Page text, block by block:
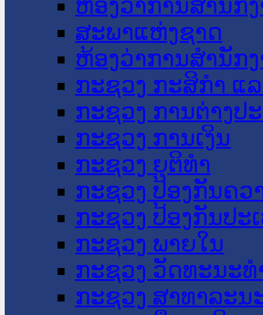
ຫ້ອງວ່າການສໍານັກ
ສະພາແຫ່ງຊາດ
ຫ້ອງວ່າການສຳນັກ
ກະຊວງ ກະສິກຳ ແ
ກະຊວງ ການຕ່າງປ
ກະຊວງ ການເງິນ
ກະຊວງ ຍຸຕິທໍາ
ກະຊວງ ປ້ອງກັນຄວ
ກະຊວງ ປ້ອງກັນປະ
ກະຊວງ ພາຍໃນ
ກະຊວງ ວັດທະນະ
ກະຊວງ ສາທາລະນ